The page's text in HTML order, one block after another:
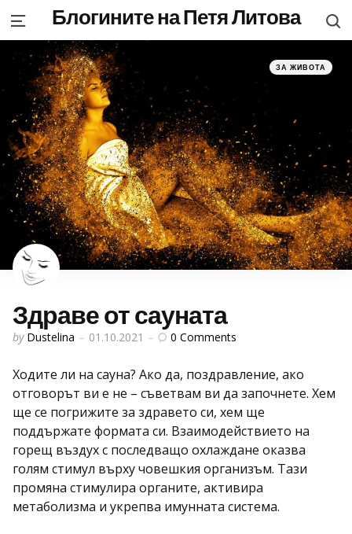
MenuБлогините на Петя Литова
Categories
Posted
in
ЗА ЖИВОТА
Здраве от сауната
Posted
by Dustelina 01.10.2021 0 Comments
Ходите ли на сауна? Ако да, поздравление, ако
отговорът ви е не – съветвам ви да започнете. Хем
ще се погрижите за здравето си, хем ще
поддържате формата си. Взаимодействието на
горещ въздух с последващо охлаждане оказва
голям стимул върху човешкия организъм. Тази
промяна стимулира органите, активира
метаболизма и укрепва имунната система.